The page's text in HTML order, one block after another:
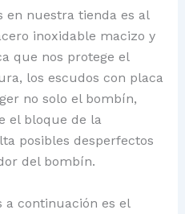
en nuestra tienda es al
inoxidable macizo y
que nos protege el
los escudos con placa
no solo el bombín,
el bloque de la
posibles desperfectos
del bombín.
a continuación es el